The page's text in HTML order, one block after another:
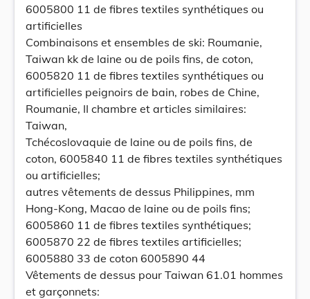
6005800 11 de fibres textiles synthétiques ou
artificielles
Combinaisons et ensembles de ski: Roumanie,
Taiwan kk de laine ou de poils fins, de coton,
6005820 11 de fibres textiles synthétiques ou
artificielles peignoirs de bain, robes de Chine,
Roumanie, II chambre et articles similaires:
Taiwan,
Tchécoslovaquie de laine ou de poils fins, de
coton, 6005840 11 de fibres textiles synthétiques
ou artificielles;
autres vêtements de dessus Philippines, mm
Hong-Kong, Macao de laine ou de poils fins;
6005860 11 de fibres textiles synthétiques;
6005870 22 de fibres textiles artificielles;
6005880 33 de coton 6005890 44
Vêtements de dessus pour Taiwan 61.01 hommes
et garçonnets: